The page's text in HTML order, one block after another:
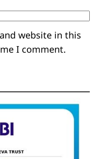
website in this
I comment.